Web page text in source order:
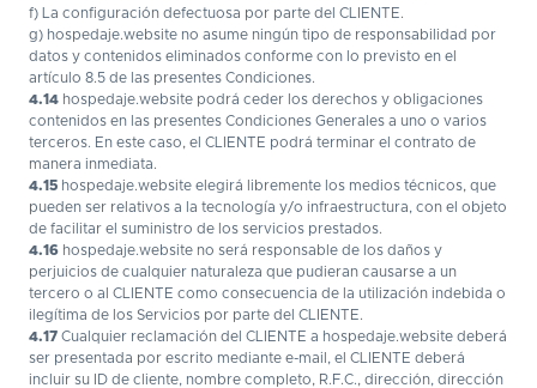
f) La configuración defectuosa por parte del CLIENTE.
g) hospedaje.website no asume ningún tipo de responsabilidad por
datos y contenidos eliminados conforme con lo previsto en el
artículo 8.5 de las presentes Condiciones.
4.14 hospedaje.website podrá ceder los derechos y obligaciones
contenidos en las presentes Condiciones Generales a uno o varios
terceros. En este caso, el CLIENTE podrá terminar el contrato de
manera inmediata.
4.15 hospedaje.website elegirá libremente los medios técnicos, que
pueden ser relativos a la tecnología y/o infraestructura, con el objeto
de facilitar el suministro de los servicios prestados.
4.16 hospedaje.website no será responsable de los daños y
perjuicios de cualquier naturaleza que pudieran causarse a un
tercero o al CLIENTE como consecuencia de la utilización indebida o
ilegítima de los Servicios por parte del CLIENTE.
4.17 Cualquier reclamación del CLIENTE a hospedaje.website deberá
ser presentada por escrito mediante e-mail, el CLIENTE deberá
incluir su ID de cliente, nombre completo, R.F.C., dirección, dirección